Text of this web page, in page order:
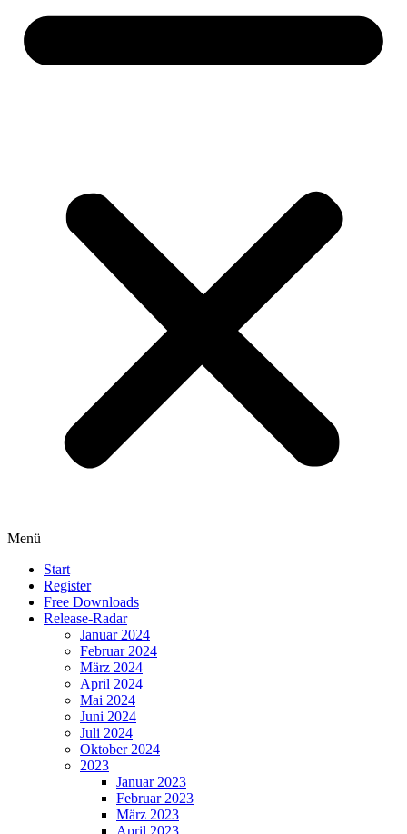
Menü
Start
Register
Free Downloads
Release-Radar
Januar 2024
Februar 2024
März 2024
April 2024
Mai 2024
Juni 2024
Juli 2024
Oktober 2024
2023
Januar 2023
Februar 2023
März 2023
April 2023